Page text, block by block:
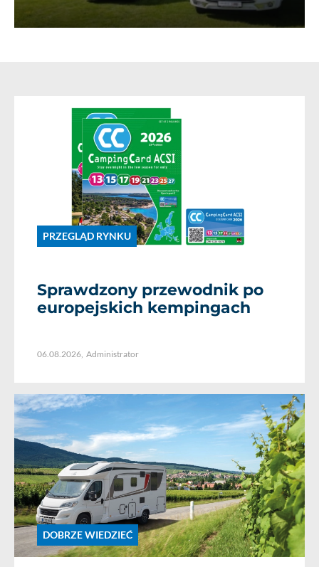
PRZEGLĄD RYNKU
Sprawdzony przewodnik po
europejskich kempingach
06.08.2026, Administrator
DOBRZE WIEDZIEĆ